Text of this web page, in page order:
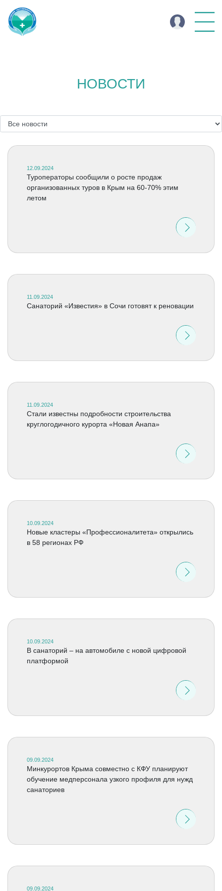
НОВОСТИ
12.09.2024
Туроператоры сообщили о росте продаж
организованных туров в Крым на 60-70% этим
летом
11.09.2024
Cанаторий «Известия» в Сочи готовят к реновации
11.09.2024
Стали известны подробности строительства
круглогодичного курорта «Новая Анапа»
10.09.2024
Новые кластеры «Профессионалитета» открылись
в 58 регионах РФ
10.09.2024
В санаторий – на автомобиле с новой цифровой
платформой
09.09.2024
Минкурортов Крыма совместно с КФУ планируют
обучение медперсонала узкого профиля для нужд
санаториев
09.09.2024